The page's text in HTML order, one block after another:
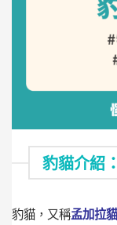
豹貓介紹
豹貓 ，又稱孟加拉